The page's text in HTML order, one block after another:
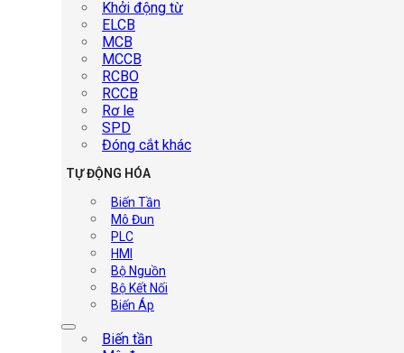
Khởi động từ
ELCB
MCB
MCCB
RCBO
RCCB
Rơ le
SPD
Đóng cắt khác
TỰ ĐỘNG HÓA
Biến Tần
Mô Đun
PLC
HMI
Bộ Nguồn
Bộ Kết Nối
Biến Áp
Biến tần